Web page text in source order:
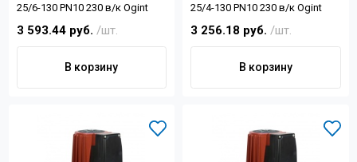
25/6-130 PN10 230 в/к Ogint
3 593.44 руб. /шт.
В корзину
25/4-130 PN10 230 в/к Ogint
3 256.18 руб. /шт.
В корзину